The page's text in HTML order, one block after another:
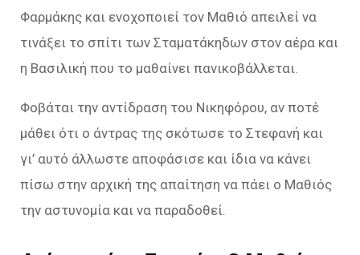
Φαρμάκης και ενοχοποιεί τον Μαθιό απειλεί να
τινάξει το σπίτι των Σταματάκηδων στον αέρα και
η Βασιλική που το μαθαίνει πανικοβάλλεται.
Φοβάται την αντίδραση του Νικηφόρου, αν ποτέ
μάθει ότι ο άντρας της σκότωσε το Στεφανή και
γι’ αυτό άλλωστε αποφάσισε και ίδια να κάνει
πίσω στην αρχική της απαίτηση να πάει ο Μαθιός
την αστυνομία και να παραδοθεί.